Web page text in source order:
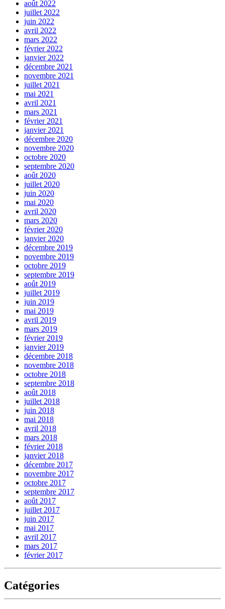
août 2022
juillet 2022
juin 2022
avril 2022
mars 2022
février 2022
janvier 2022
décembre 2021
novembre 2021
juillet 2021
mai 2021
avril 2021
mars 2021
février 2021
janvier 2021
décembre 2020
novembre 2020
octobre 2020
septembre 2020
août 2020
juillet 2020
juin 2020
mai 2020
avril 2020
mars 2020
février 2020
janvier 2020
décembre 2019
novembre 2019
octobre 2019
septembre 2019
août 2019
juillet 2019
juin 2019
mai 2019
avril 2019
mars 2019
février 2019
janvier 2019
décembre 2018
novembre 2018
octobre 2018
septembre 2018
août 2018
juillet 2018
juin 2018
mai 2018
avril 2018
mars 2018
février 2018
janvier 2018
décembre 2017
novembre 2017
octobre 2017
septembre 2017
août 2017
juillet 2017
juin 2017
mai 2017
avril 2017
mars 2017
février 2017
Catégories